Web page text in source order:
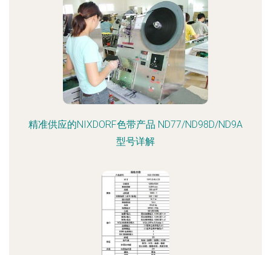
精准供应的NIXDORF色带产品 ND77/ND98D/ND9A
型号详解